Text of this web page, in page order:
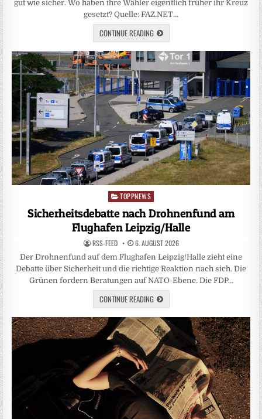
gut wie sicher. Wo haben ihre Wähler eigentlich früher ihr Kreuz
gesetzt? Quelle: FAZ.NET…
CONTINUE READING
Posted
in
TOPPNEWS
Sicherheitsdebatte nach Drohnenfund am
Flughafen Leipzig/Halle
RSS-FEED 6. AUGUST 2026
Der Drohnenfund auf dem Flughafen Leipzig/Halle zieht eine
Debatte über Sicherheit und die richtige Reaktion nach sich. Die
Grünen fordern Beratungen auf NATO-Ebene. Die FDP…
CONTINUE READING